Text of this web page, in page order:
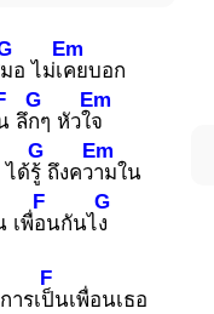
มอ ไม่เ
Em
คยบอก
ลึ
G
กๆ หัวใ
Em
จ
ได้
G
รู้ ถึงคว
Em
ามใน
เพื่
F
อนกันไ
G
ง
ารเ
F
ป็นเพื่อนเธอ